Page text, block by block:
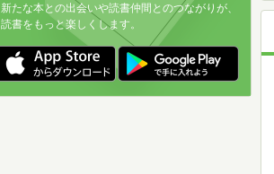
新たな本との出会いや読書仲間とのつながりが、
読書をもっと楽しくします。